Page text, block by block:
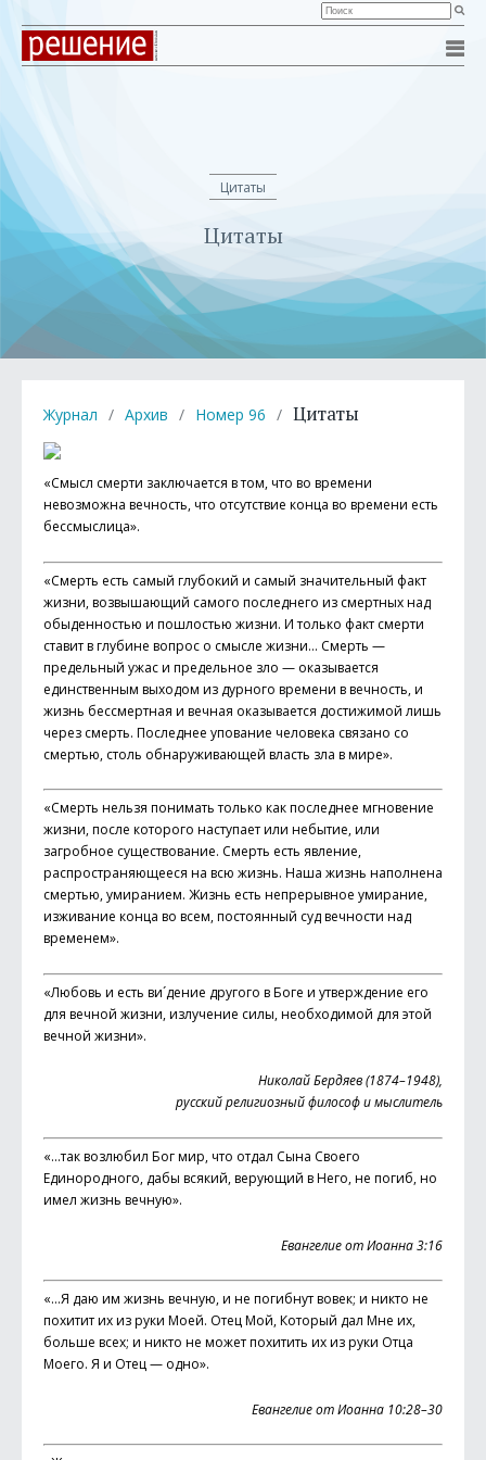
Цитаты
Цитаты
Журнал / Архив / Номер 96 / Цитаты
«Смысл смерти заключается в том, что во времени
невозможна вечность, что отсутствие конца во времени есть
бессмыслица».
«Смерть есть самый глубокий и самый значительный факт
жизни, возвышающий самого последнего из смертных над
обыденностью и пошлостью жизни. И только факт смерти
ставит в глубине вопрос о смысле жизни… Смерть —
предельный ужас и предельное зло — оказывается
единственным выходом из дурного времени в вечность, и
жизнь бессмертная и вечная оказывается достижимой лишь
через смерть. Последнее упование человека связано со
смертью, столь обнаруживающей власть зла в мире».
«Смерть нельзя понимать только как последнее мгновение
жизни, после которого наступает или небытие, или
загробное существование. Смерть есть явление,
распространяющееся на всю жизнь. Наша жизнь наполнена
смертью, умиранием. Жизнь есть непрерывное умирание,
изживание конца во всем, постоянный суд вечности над
временем».
«Любовь и есть ви´дение другого в Боге и утверждение его
для вечной жизни, излучение силы, необходимой для этой
вечной жизни».
Николай Бердяев (1874–1948),
русский религиозный философ и мыслитель
«...так возлюбил Бог мир, что отдал Сына Своего
Единородного, дабы всякий, верующий в Него, не погиб, но
имел жизнь вечную».
Евангелие от Иоанна 3:16
«…Я даю им жизнь вечную, и не погибнут вовек; и никто не
похитит их из руки Моей. Отец Мой, Который дал Мне их,
больше всех; и никто не может похитить их из руки Отца
Моего. Я и Отец — одно».
Евангелие от Иоанна 10:28–30